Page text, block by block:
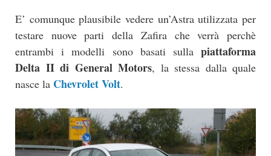
E’ comunque plausibile vedere un’Astra utilizzata per
testare nuove parti della Zafira che verrà perchè
entrambi i modelli sono basati sulla piattaforma
Delta II di General Motors, la stessa dalla quale
nasce la Chevrolet Volt.